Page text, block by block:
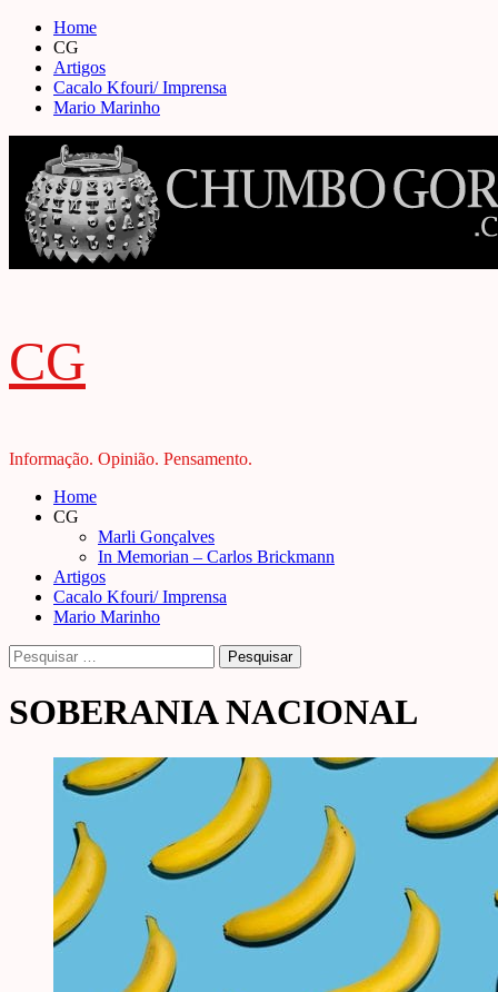
Skip
content
Home
CG
Artigos
Cacalo Kfouri/ Imprensa
Mario Marinho
CG
Informação. Opinião. Pensamento.
Primary
Menu
Home
CG
Marli Gonçalves
In Memorian – Carlos Brickmann
Artigos
Cacalo Kfouri/ Imprensa
Mario Marinho
Pesquisar
por:
SOBERANIA NACIONAL